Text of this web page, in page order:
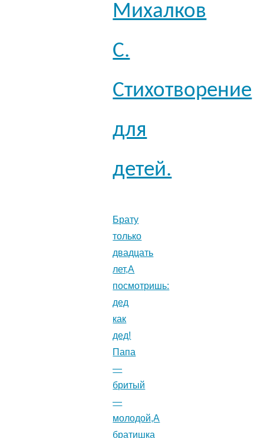
Михалков
С.
Стихотворение
для
детей.
Брату
только
двадцать
лет,А
посмотришь:
дед
как
дед!
Папа
—
бритый
—
молодой,А
братишка